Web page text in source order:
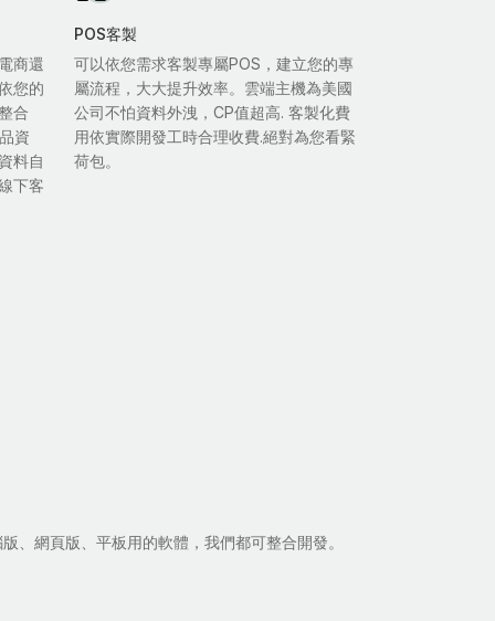
商還
您的
合
資
料自
下客
POS客製
可以依您需求客製專屬POS，建立您的專
屬流程，大大提升效率。雲端主機為美國
公司不怕資料外洩，CP值超高. 客製化費
用依實際開發工時合理收費.絕對為您看緊
荷包。
、網頁版、平板用的軟體，我們都可整合開發。